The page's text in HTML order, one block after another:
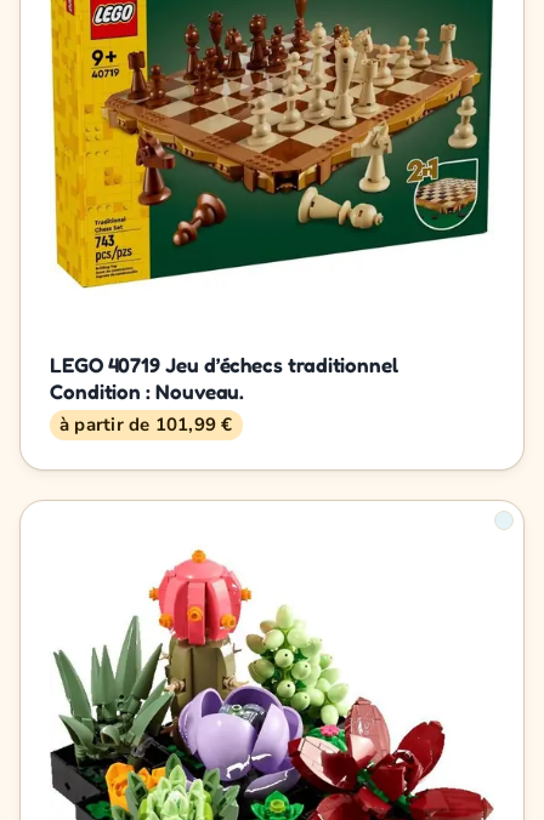
LEGO 40719 Jeu d’échecs traditionnel
Condition : Nouveau.
à partir de 101,99 €